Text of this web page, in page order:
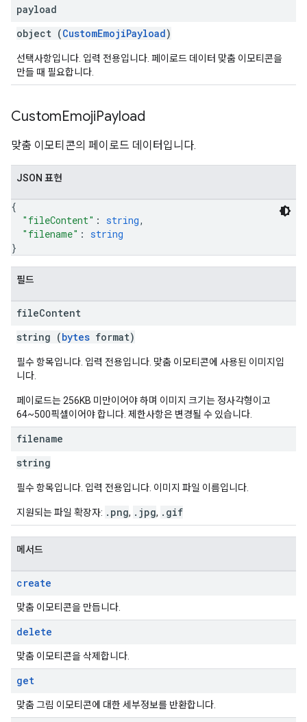
payload
object (CustomEmojiPayload)
선택사항입니다. 입력 전용입니다. 페이로드 데이터 맞춤 이모티콘을
만들 때 필요합니다.
CustomEmojiPayload
맞춤 이모티콘의 페이로드 데이터입니다.
JSON 표현
{
"fileContent" : string,
"filename" : string
}
필드
fileContent
string (bytes format)
필수 항목입니다. 입력 전용입니다. 맞춤 이모티콘에 사용된 이미지입
니다.
페이로드는 256KB 미만이어야 하며 이미지 크기는 정사각형이고
64~500픽셀이어야 합니다. 제한사항은 변경될 수 있습니다.
filename
string
필수 항목입니다. 입력 전용입니다. 이미지 파일 이름입니다.
지원되는 파일 확장자: .png, .jpg, .gif
메서드
create
맞춤 이모티콘을 만듭니다.
delete
맞춤 이모티콘을 삭제합니다.
get
맞춤 그림 이모티콘에 대한 세부정보를 반환합니다.